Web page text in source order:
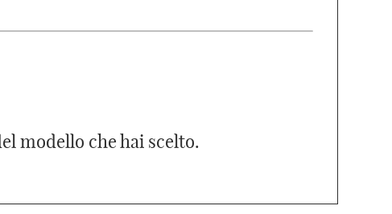
modello che hai scelto.